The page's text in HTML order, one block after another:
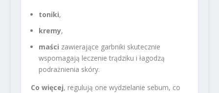
toniki,
kremy,
maści zawierające garbniki skutecznie
wspomagają leczenie trądziku i łagodzą
podrażnienia skóry.
Co więcej, regulują one wydzielanie sebum, co